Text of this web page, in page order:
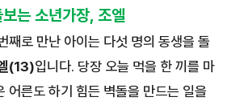
는 소년가장, 조엘
째로 만난 아이는 다섯 명의 동생을 돌
(13)입니다. 당장 오늘 먹을 한 끼를 마
어른도 하기 힘든 벽돌을 만드는 일을